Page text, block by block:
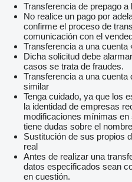
Transferencia de prepago a
No realice un pago por
confirme el proceso de
comunicación con el
Transferencia a una cuenta
Dicha solicitud debe
casos se trata de fraudes.
Transferencia a una
similar
Tenga cuidado, ya que los
la identidad de empresas
modificaciones mínimas
tiene dudas sobre el
Sustitución de sus propios
real
Antes de realizar una
datos especificados sean
en cuestión.